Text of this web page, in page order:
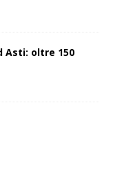
Asti: oltre 150